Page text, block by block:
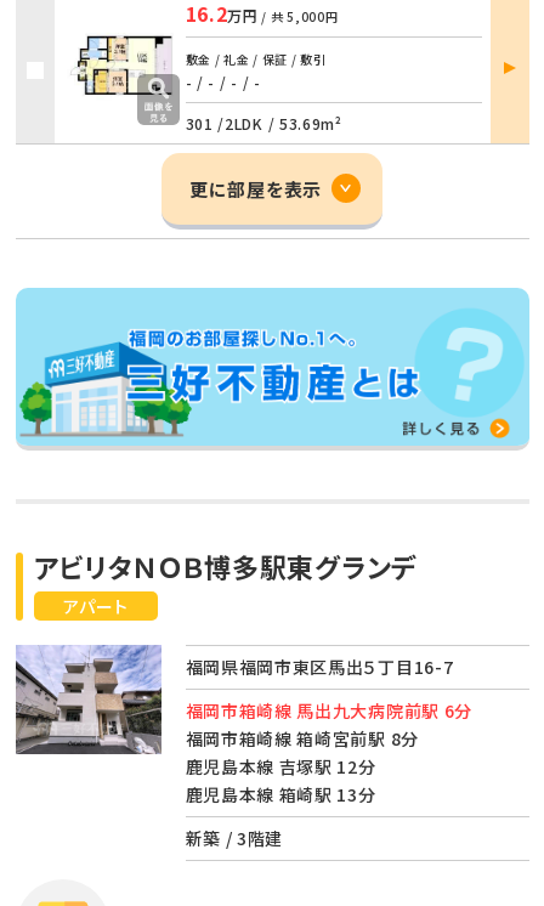
16.2万円 / 共5,000円
敷金 / 礼金 / 保証 / 敷引
- / - / - / -
301 /2LDK / 53.69m²
部屋
詳細
更に部屋を表示
アパート
アビリタＮＯＢ博多駅東グランデ
福岡県福岡市東区馬出５丁目16-7
福岡市箱崎線 馬出九大病院前駅 6分
福岡市箱崎線 箱崎宮前駅 8分
鹿児島本線 吉塚駅 12分
鹿児島本線 箱崎駅 13分
新築 / 3階建